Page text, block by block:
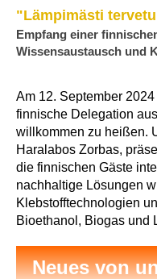
"Lämpimästi
Empfang einer
Wissensaustausch und
Am 12. September
finnische Delegation
willkommen zu heißen.
Haralabos Zorbas,
die finnischen Gäste
nachhaltige Lösungen
Klebstofftechnologien
Bioethanol, Biogas und
Neues von